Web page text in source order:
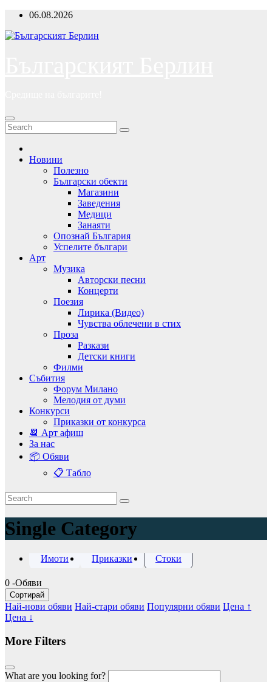
Skip
content
06.08.2026
Новини
Полезно
Български обекти
Магазини
Заведения
Медици
Занаяти
Опознай България
Успелите българи
Арт
Музика
Авторски песни
Концерти
Поезия
Лирика (Видео)
Чувства облечени в стих
Проза
Разкази
Детски книги
Филми
Събития
Форум Милано
Мелодия от думи
Конкурси
Приказки от конкурса
📆 Арт афиш
За нас
📦 Обяви
📋 Табло
Single Category
Имоти Приказки Стоки
0 -Обяви
Сортирай
Най-нови обяви Най-стари обяви Популярни обяви Цена ↑
Цена ↓
More Filters
What are you looking for?